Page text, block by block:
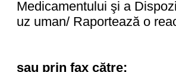
Medicamentului şi a
uz uman/ Raportează o
sau prin fax către: